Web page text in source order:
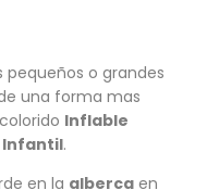
o grandes
una forma mas
Inflable
Infantil.
en la alberca en